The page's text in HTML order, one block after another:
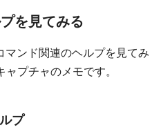
を見てみる
ンド関連のヘルプを見てみ
プチャのメモです。
プ